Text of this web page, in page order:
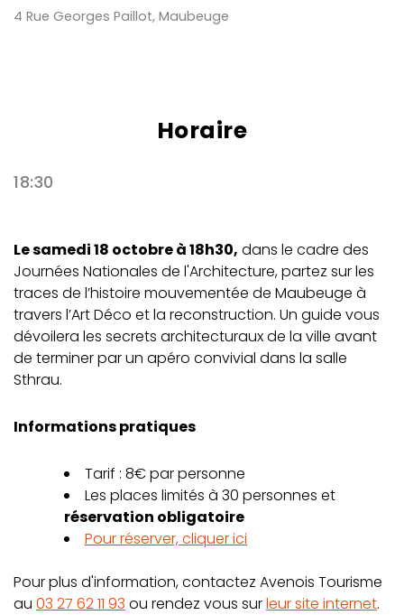
4 Rue Georges Paillot, Maubeuge
Horaire
18:30
Le samedi 18 octobre à 18h30, dans le cadre des
Journées Nationales de l'Architecture, partez sur les
traces de l’histoire mouvementée de Maubeuge à
travers l’Art Déco et la reconstruction. Un guide vous
dévoilera les secrets architecturaux de la ville avant
de terminer par un apéro convivial dans la salle
Sthrau.
Informations pratiques
Tarif : 8€ par personne
Les places limités à 30 personnes et
réservation obligatoire
Pour réserver, cliquer ici
Pour plus d'information, contactez Avenois Tourisme
au 03 27 62 11 93 ou rendez vous surleur site internet.